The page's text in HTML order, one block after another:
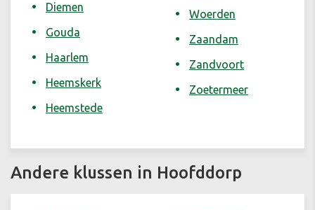
Diemen
Gouda
Haarlem
Heemskerk
Heemstede
Woerden
Zaandam
Zandvoort
Zoetermeer
Andere klussen in Hoofddorp